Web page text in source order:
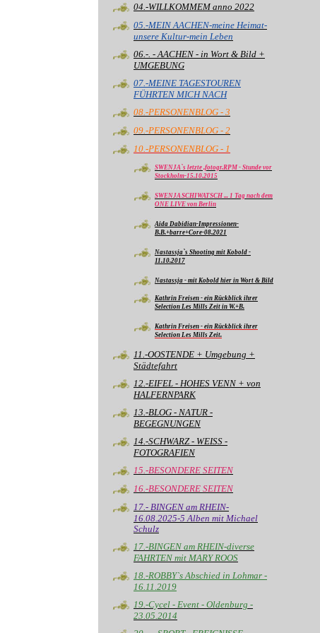
04.-WILLKOMMEM anno 2022
05.-MEIN AACHEN-meine Heimat-
unsere Kultur-mein Leben
06.-. - AACHEN - in Wort & Bild +
UMGEBUNG
07.-MEINE TAGESTOUREN
FÜHRTEN MICH NACH
08.-PERSONENBLOG - 3
09.-PERSONENBLOG - 2
10.-PERSONENBLOG - 1
SWENJA`s letzte ,fotogr.RPM - Stunde vor
Stockholm-15.10.2015
SWENJA SCHIWATSCH ... 1 Tag nach dem
ONE LIVE von Berlin
Aida Dabidian-Impressionen-
B.B.+barre+Core-08.2021
Nastassja`s Shooting mit Kobold -
11.10.2017
Nastassja - mit Kobold hier in Wort & Bild
Kathrin Freisen - ein Rückblick ihrer
Selection Les Mills Zeit in W.+B.
Kathrin Freisen - ein Rückblick ihrer
Selection Les Mills Zeit.
11.-OOSTENDE + Umgebung +
Städtefahrt
12.-EIFEL - HOHES VENN + von
HALFERNPARK
13.-BLOG - NATUR -
BEGEGNUNGEN
14.-SCHWARZ - WEISS -
FOTOGRAFIEN
15.-BESONDERE SEITEN
16.-BESONDERE SEITEN
17.- BINGEN am RHEIN-
16.08.2025-5 Alben mit Michael
Schulz
17.-BINGEN am RHEIN-diverse
FAHRTEN mit MARY ROOS
18.-ROBBY`s Abschied in Lohmar -
16.11.2019
19.-Cycel - Event - Oldenburg -
23.05.2014